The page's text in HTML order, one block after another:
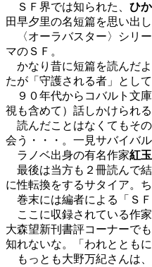
ＳＦ界では知られた、 ひ
田早夕里の名短篇を思い出し
〈オーラバスター〉シリ
マのＳＦ。
かなり昔に短篇を読んだ
たが「守護される者」として
９０年代からコバルト文
視も含めて）話しかけられ
読んだことはなくてもそ
会う・・・。一見サバイバ
ラノベ出身の有名作家紅
最後は当方も２冊読んで
に性転換をするサタイア。
巻末には編者による「ＳＦ
ここに収録されている作
大森望新刊書評コーナーで
知れないな。「われととも
もっとも大野万紀さんは